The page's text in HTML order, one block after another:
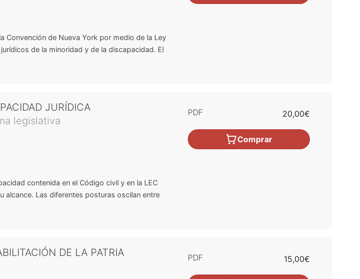
Convención de Nueva York por medio de la Ley
de la minoridad y de la discapacidad. El
JURÍDICA
legislativa
contenida en el Código civil y en la LEC
alcance. Las diferentes posturas oscilan entre
PDF 20,00€
Comprar
DE LA PATRIA
PDF 15,00€